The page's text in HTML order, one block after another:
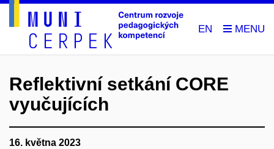
EN
Reflektivní setkání CORE
vyučujících
16. května 2023